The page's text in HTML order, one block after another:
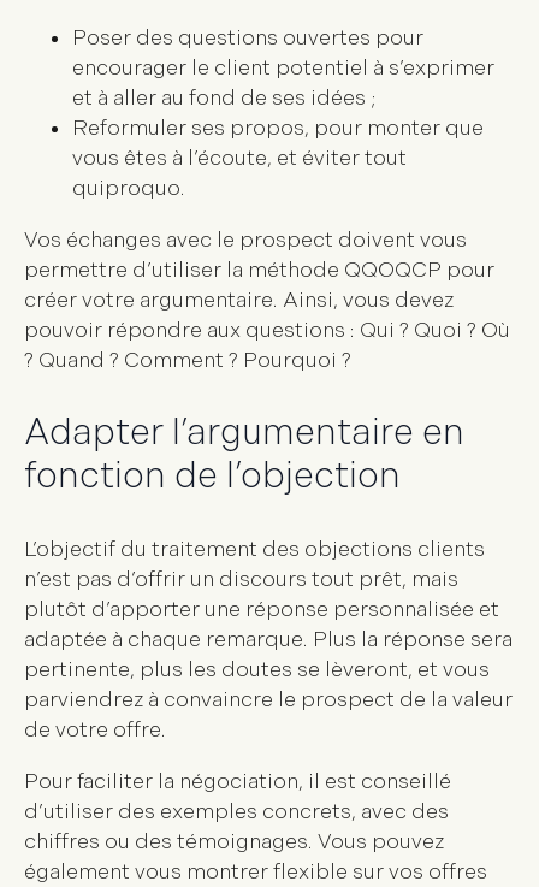
Poser des questions ouvertes pour
encourager le client potentiel à s’exprimer
et à aller au fond de ses idées ;
Reformuler ses propos, pour monter que
vous êtes à l’écoute, et éviter tout
quiproquo.
Vos échanges avec le prospect doivent vous
permettre d’utiliser la méthode QQOQCP pour
créer votre argumentaire. Ainsi, vous devez
pouvoir répondre aux questions : Qui ? Quoi ? Où
? Quand ? Comment ? Pourquoi ?
Adapter l’argumentaire en
fonction de l’objection
L’objectif du traitement des objections clients
n’est pas d’offrir un discours tout prêt, mais
plutôt d’apporter une réponse personnalisée et
adaptée à chaque remarque. Plus la réponse sera
pertinente, plus les doutes se lèveront, et vous
parviendrez à convaincre le prospect de la valeur
de votre offre.
Pour faciliter la négociation, il est conseillé
d’utiliser des exemples concrets, avec des
chiffres ou des témoignages. Vous pouvez
également vous montrer flexible sur vos offres